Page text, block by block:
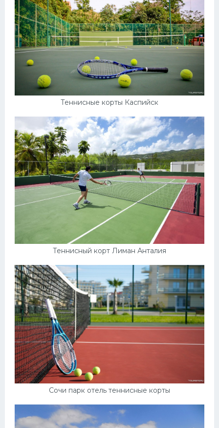
Теннисные корты Каспийск
Теннисный корт Лиман Анталия
Сочи парк отель теннисные корты